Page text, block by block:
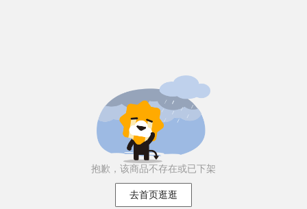
抱歉，该商品不存在或已下架
去首页逛逛